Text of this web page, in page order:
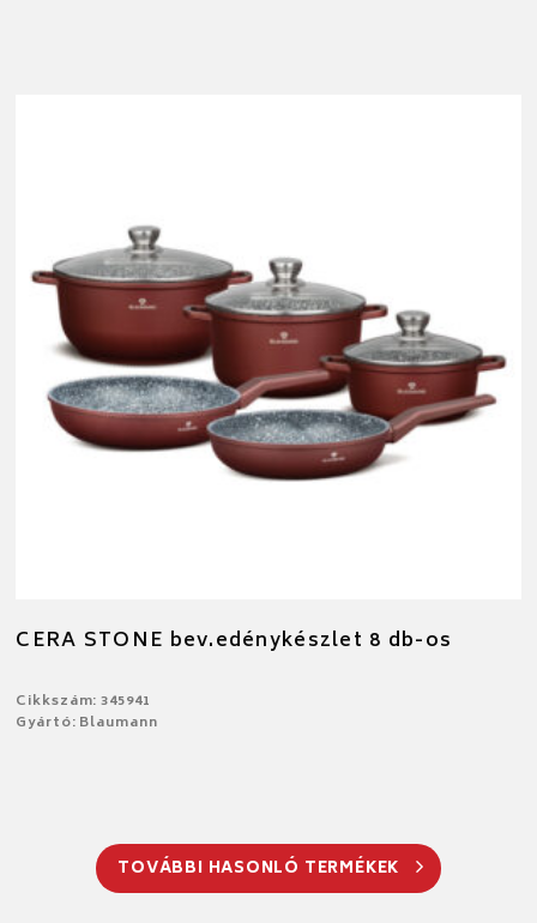
CERA STONE bev.edénykészlet 8 db-os
Cikkszám: 345941
Gyártó: Blaumann
TOVÁBBI HASONLÓ TERMÉKEK